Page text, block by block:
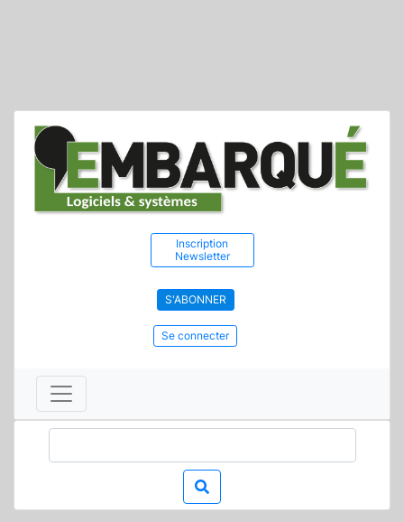
Inscription
Newsletter
S'ABONNER
Se connecter